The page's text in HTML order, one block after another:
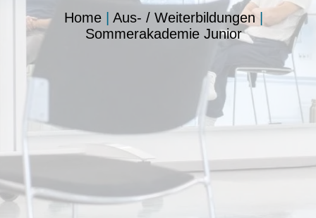
Home| Aus- / Weiterbildungen
Sommerakademie Junior